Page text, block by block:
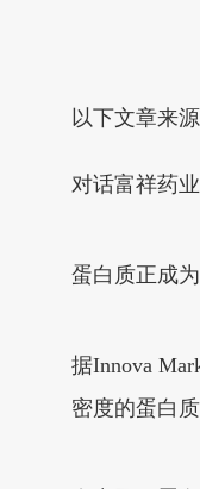
以下文章来
对话富祥药
蛋白质正成
据Innova
密度的蛋白质